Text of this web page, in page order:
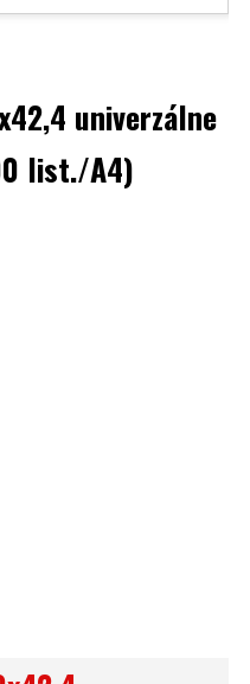
univerzálne
list./A4)